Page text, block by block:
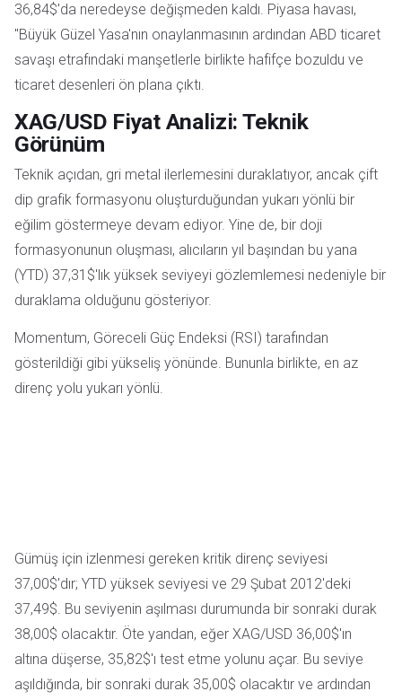
36,84$'da neredeyse değişmeden kaldı. Piyasa havası,
"Büyük Güzel Yasa'nın onaylanmasının ardından ABD ticaret
savaşı etrafındaki manşetlerle birlikte hafifçe bozuldu ve
ticaret desenleri ön plana çıktı.
XAG/USD Fiyat Analizi: Teknik
Görünüm
Teknik açıdan, gri metal ilerlemesini duraklatıyor, ancak çift
dip grafik formasyonu oluşturduğundan yukarı yönlü bir
eğilim göstermeye devam ediyor. Yine de, bir doji
formasyonunun oluşması, alıcıların yıl başından bu yana
(YTD) 37,31$'lık yüksek seviyeyi gözlemlemesi nedeniyle bir
duraklama olduğunu gösteriyor.
Momentum, Göreceli Güç Endeksi (RSI) tarafından
gösterildiği gibi yükseliş yönünde. Bununla birlikte, en az
direnç yolu yukarı yönlü.
Gümüş için izlenmesi gereken kritik direnç seviyesi
37,00$'dır; YTD yüksek seviyesi ve 29 Şubat 2012'deki
37,49$. Bu seviyenin aşılması durumunda bir sonraki durak
38,00$ olacaktır. Öte yandan, eğer XAG/USD 36,00$'ın
altına düşerse, 35,82$'ı test etme yolunu açar. Bu seviye
aşıldığında, bir sonraki durak 35,00$ olacaktır ve ardından